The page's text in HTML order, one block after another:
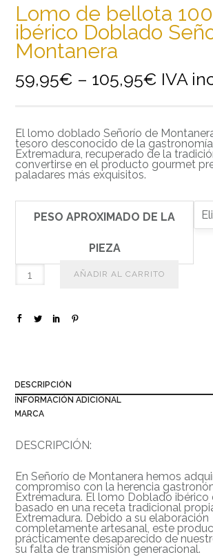
Lomo de bellota
ibérico Doblado
Montanera
59,95€ – 105,95€ IVA
El lomo doblado Señorío de
tesoro desconocido de la
Extremadura, recuperado de la
convertirse en el producto gourmet
paladares más exquisitos.
PESO APROXIMADO DE LA
PIEZA
AÑADIR AL CARRITO
DESCRIPCIÓN
INFORMACIÓN ADICIONAL
MARCA
DESCRIPCIÓN:
En Señorío de Montanera hemos
compromiso con la herencia
Extremadura. El lomo Doblado
basado en una receta tradicional
Extremadura. Debido a su elaboración
completamente artesanal, este
prácticamente desaparecido de
su falta de transmisión generacional.